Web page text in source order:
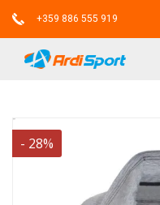
+359 886 555 919
- 28%